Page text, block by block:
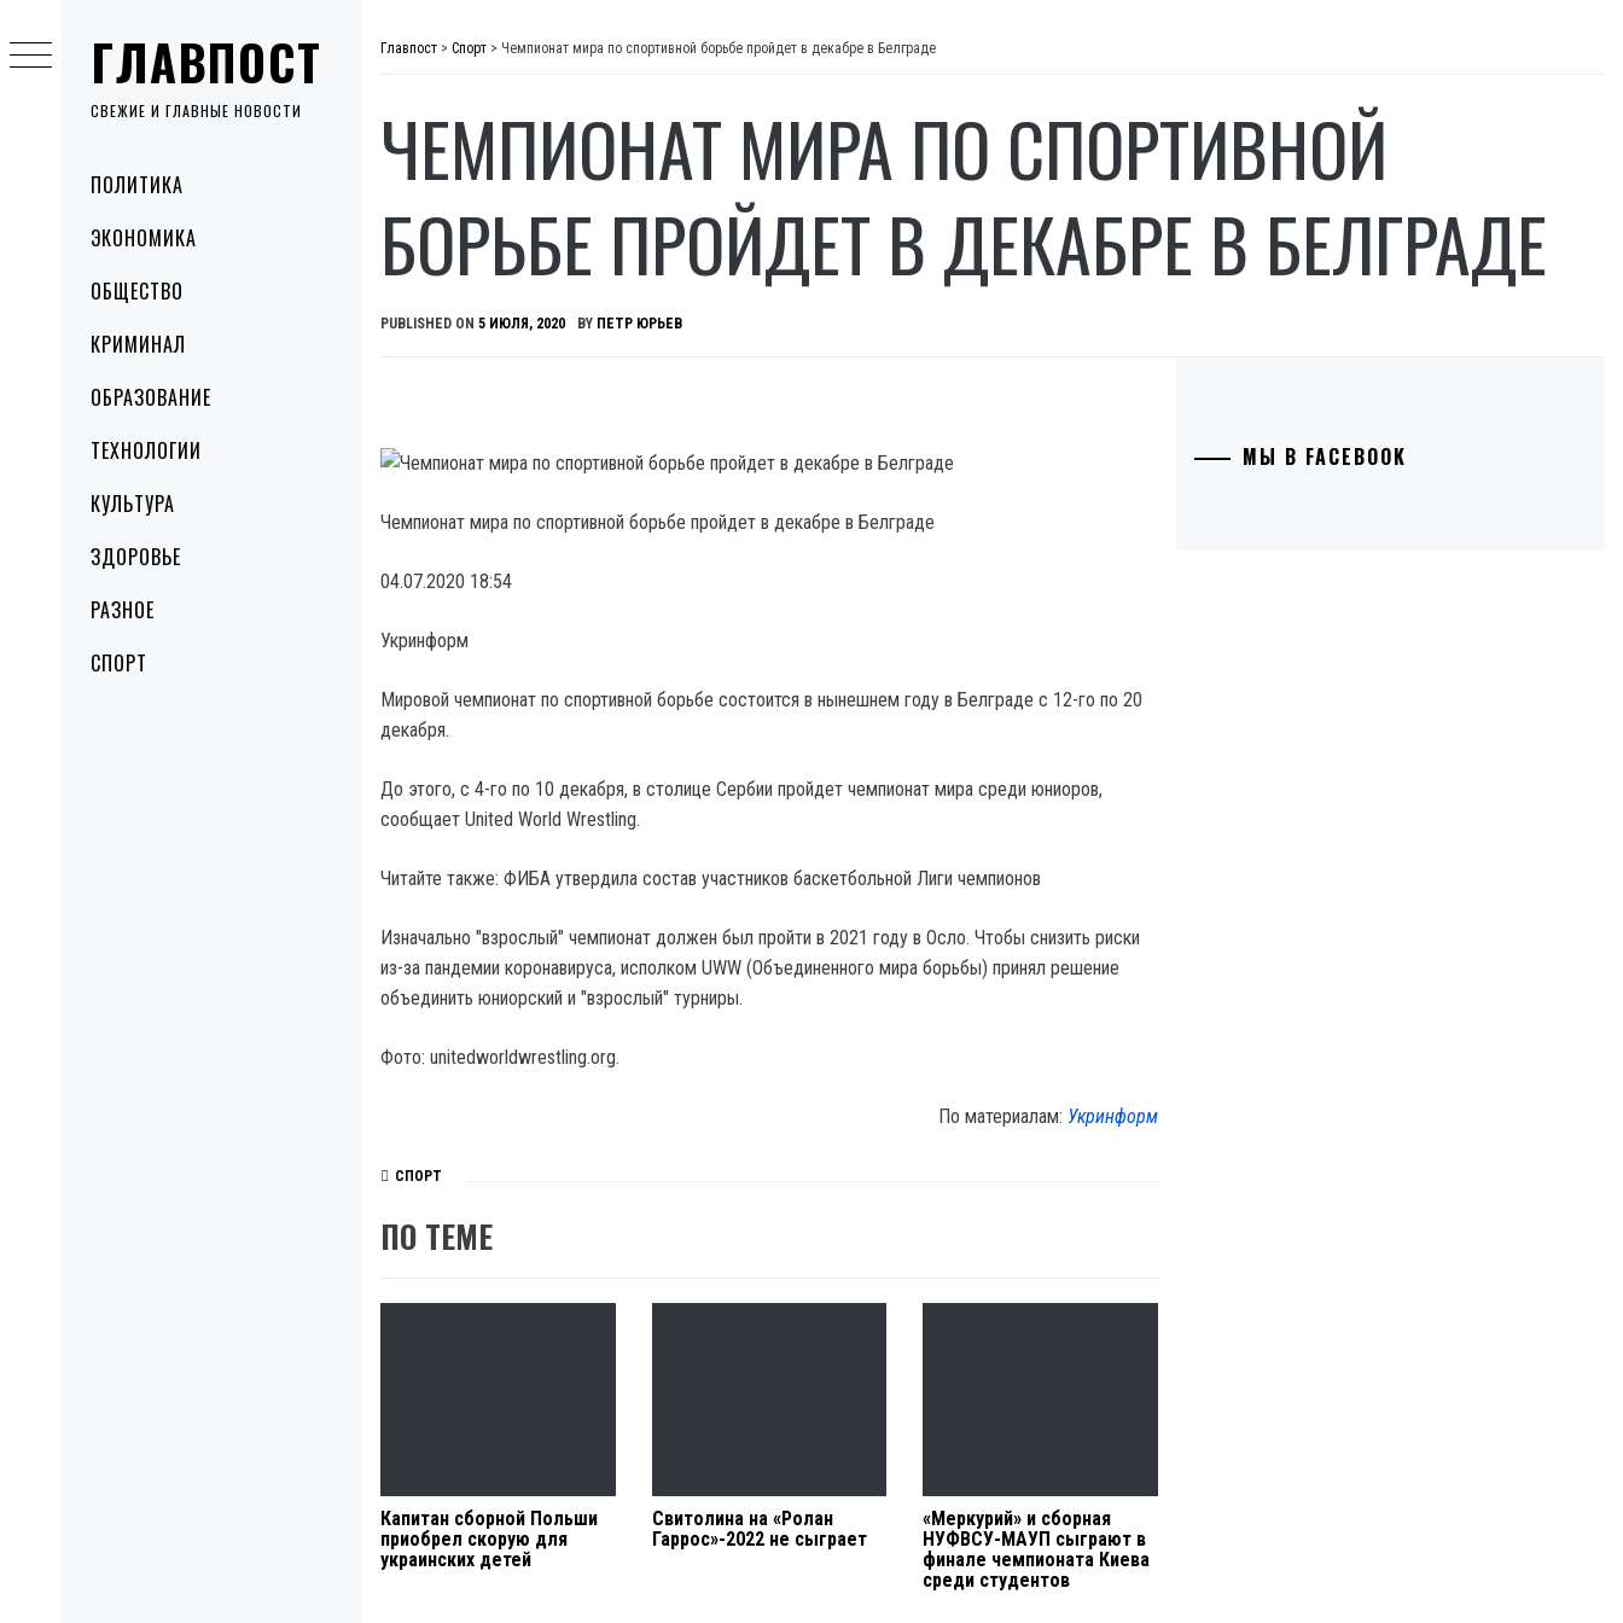
ГЛАВПОСТ
СВЕЖИЕ И ГЛАВНЫЕ НОВОСТИ
MenuПОЛИТИКА
ЭКОНОМИКА
ОБЩЕСТВО
КРИМИНАЛ
ОБРАЗОВАНИЕ
ТЕХНОЛОГИИ
КУЛЬТУРА
ЗДОРОВЬЕ
РАЗНОЕ
СПОРТ
to
content
Главпост > Спорт > Чемпионат мира по спортивной борьбе пройдет в декабре в Белграде
ЧЕМПИОНАТ МИРА ПО СПОРТИВНОЙ
БОРЬБЕ ПРОЙДЕТ В ДЕКАБРЕ В БЕЛГРАДЕ
PUBLISHED ON 5 ИЮЛЯ, 2020 BY ПЕТР ЮРЬЕВ
Чемпионат мира по спортивной борьбе пройдет в декабре в Белграде
04.07.2020 18:54
Укринформ
Мировой чемпионат по спортивной борьбе состоится в нынешнем году в Белграде с 12-го по 20
декабря.
До этого, с 4-го по 10 декабря, в столице Сербии пройдет чемпионат мира среди юниоров,
сообщает United World Wrestling.
Читайте также: ФИБА утвердила состав участников баскетбольной Лиги чемпионов
Изначально "взрослый" чемпионат должен был пройти в 2021 году в Осло. Чтобы снизить риски
из-за пандемии коронавируса, исполком UWW (Объединенного мира борьбы) принял решение
объединить юниорский и "взрослый" турниры.
Фото: unitedworldwrestling.org.
По материалам: Укринформ
СПОРТ
ПО ТЕМЕ
Капитан сборной Польши
приобрел скорую для
украинских детей
Свитолина на «Ролан
Гаррос»-2022 не сыграет
«Меркурий» и сборная
НУФВСУ-МАУП сыграют в
финале чемпионата Киева
среди студентов
МЫ В FACEBOOK